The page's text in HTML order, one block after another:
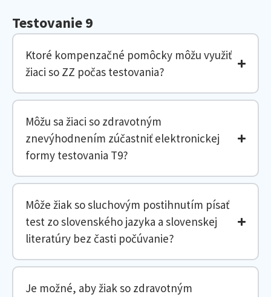
Testovanie 9
Ktoré kompenzačné pomôcky môžu využiť
žiaci so ZZ počas testovania?
Môžu sa žiaci so zdravotným
znevýhodnením zúčastniť elektronickej
formy testovania T9?
Môže žiak so sluchovým postihnutím písať
test zo slovenského jazyka a slovenskej
literatúry bez časti počúvanie?
Je možné, aby žiak so zdravotným